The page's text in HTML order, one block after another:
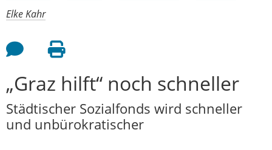
Elke Kahr
Feedback an Autor
Seite drucken
„Graz hilft“ noch schneller
Städtischer Sozialfonds wird schneller
und unbürokratischer